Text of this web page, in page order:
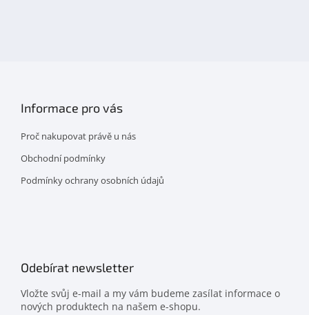
Informace pro vás
Proč nakupovat právě u nás
Obchodní podmínky
Podmínky ochrany osobních údajů
Odebírat newsletter
Vložte svůj e-mail a my vám budeme zasílat informace o
nových produktech na našem e-shopu.